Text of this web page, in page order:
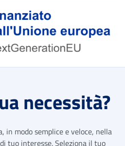
necessità?
in modo semplice e veloce, nella
tuo interesse. Seleziona il tuo